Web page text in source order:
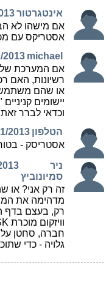
אינטגרטור
אם מישהו לא
אסטריקס עם
michael
2013
אם המערכת
רשיונות, האם
או שהם
יישומים
וכדאי לברר
הטלפון 2013
אסטריסק -
ניר
סמיונוביץ
זה רק אני? או
מדהימה את
וויזקום מוכרת ASTERISK !
חברה, סחטן
גלויה - כדי